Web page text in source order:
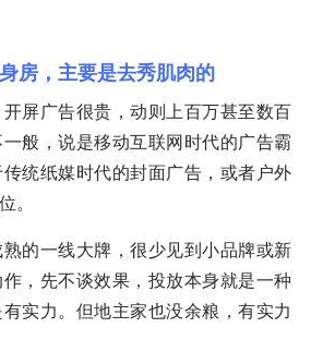
房，主要是去秀肌肉的
屏广告很贵，动则上百万甚至数百
般，说是移动互联网时代的广告霸
统纸媒时代的封面广告，或者户外
。
的一线大牌，很少见到小品牌或新
，先不谈效果，投放本身就是一种
实力。但地主家也没余粮，有实力